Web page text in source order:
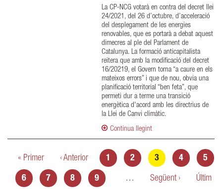
La CP-NCG votarà en contra del decret llei
24/2021, del 26 d’octubre, d’acceleració
del desplegament de les energies
renovables, que es portarà a debat aquest
dimecres al ple del Parlament de
Catalunya. La formació anticapitalista
reitera que amb la modificació del decret
16/20219, el Govern torna “a caure en els
mateixos errors” i que de nou, obvia una
planificació territorial “ben feta”, que
permeti dur a terme una transició
energètica d'acord amb les directrius de
la Llei de Canvi climàtic.
Continua llegint
Pàgines
« Primer ‹ Anterior 1 2 3 4 5
6 7 8 9 … Següent ›
Últim